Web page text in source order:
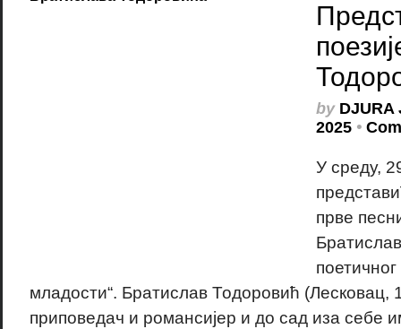
by DJURA
2025 •
У среду,
прве
младости“. Братислав Тодоровић (Лесковац,
приповедач и романсијер и до сад иза себе